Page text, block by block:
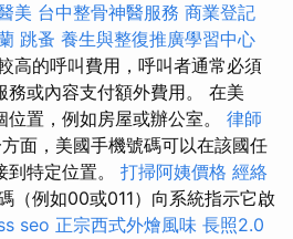
美 台中整骨神醫服務 商業登記
跳蚤 養生與整復推廣學習中心
高的呼叫費用，呼叫者通常必須
務或內容支付額外費用。 在美
置，例如房屋或辦公室。 律師
面，美國手機號碼可以在該國任
特定位置。 打掃阿姨價格 經絡
（例如00或011）向系統指示它啟
seo 正宗西式外燴風味 長照2.0